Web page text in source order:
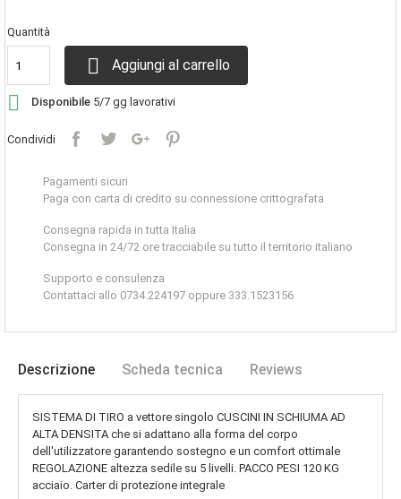
Quantità
 Aggiungi al carrello
 Disponibile 5/7 gg lavorativi
Condividi
Pagamenti sicuri
Paga con carta di credito su connessione crittografata
Consegna rapida in tutta Italia
Consegna in 24/72 ore tracciabile su tutto il territorio italiano
Supporto e consulenza
Contattaci allo 0734.224197 oppure 333.1523156
Descrizione Scheda tecnica Reviews
SISTEMA DI TIRO a vettore singolo CUSCINI IN SCHIUMA AD
ALTA DENSITA che si adattano alla forma del corpo
dell'utilizzatore garantendo sostegno e un comfort ottimale
REGOLAZIONE altezza sedile su 5 livelli. PACCO PESI 120 KG
acciaio. Carter di protezione integrale